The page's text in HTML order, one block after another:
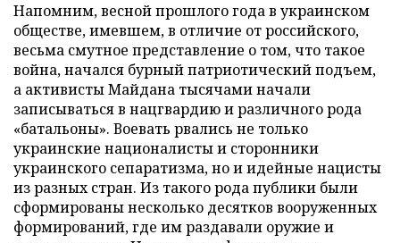
Напомним, весной прошлого года в украинском
обществе, имевшем, в отличие от российского,
весьма смутное представление о том, что такое
война, начался бурный патриотический подъем,
а активисты Майдана тысячами начали
записываться в нацгвардию и различного рода
«батальоны». Воевать рвались не только
украинские националисты и сторонники
украинского сепаратизма, но и идейные нацисты
из разных стран. Из такого рода публики были
сформированы несколько десятков вооруженных
формирований, где им раздавали оружие и